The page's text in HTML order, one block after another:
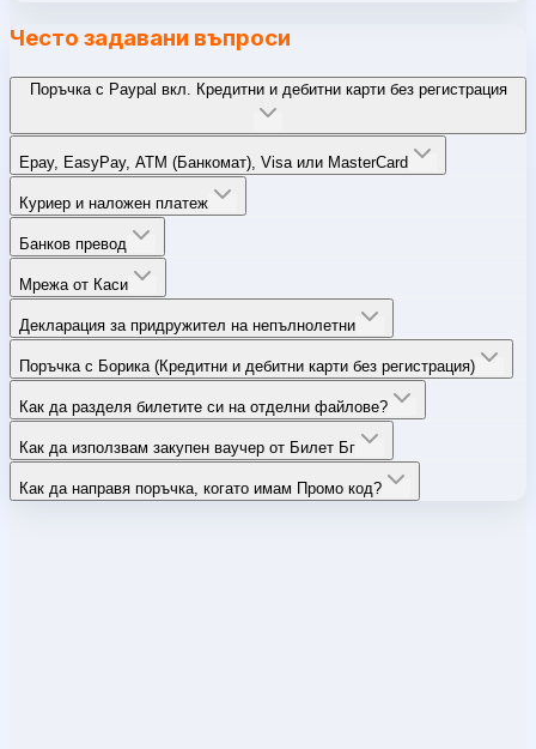
Често задавани въпроси
Поръчка с Paypal вкл. Кредитни и дебитни карти без регистрация
Epay, EasyPay, ATM (Банкомат), Visa или MasterCard
Куриер и наложен платеж
Банков превод
Мрежа от Каси
Декларация за придружител на непълнолетни
Поръчка с Борика (Кредитни и дебитни карти без регистрация)
Как да разделя билетите си на отделни файлове?
Как да използвам закупен ваучер от Билет Бг
Как да направя поръчка, когато имам Промо код?